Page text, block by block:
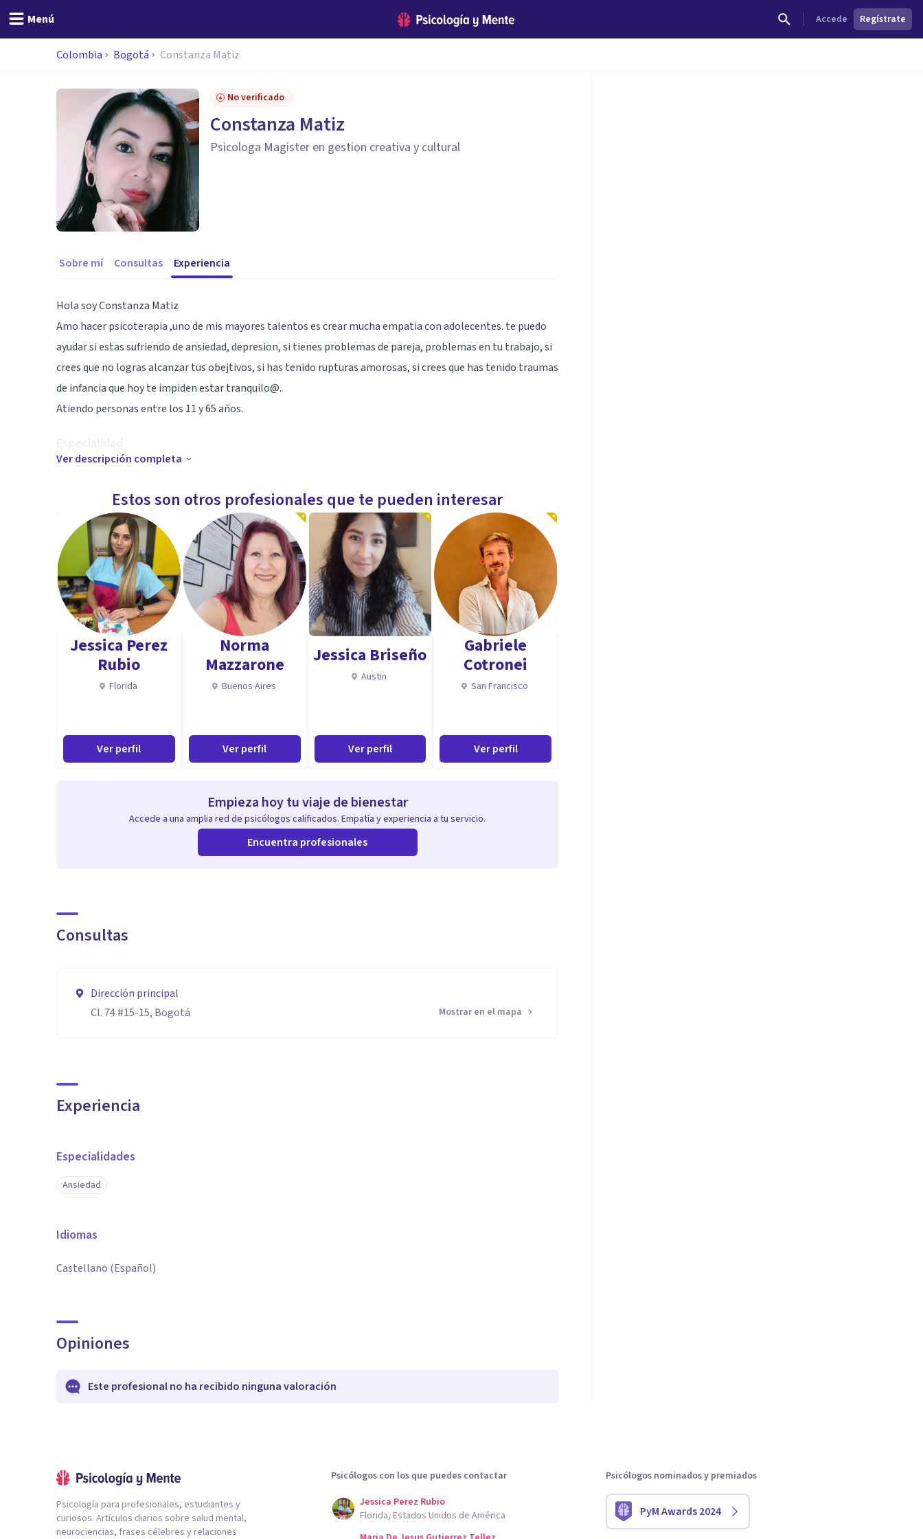
Menú Accede Regístrate
Colombia Bogotá Constanza Matiz
No verificado
Constanza Matiz
Psicologa Magister en gestion creativa y cultural
Sobre mí Consultas Experiencia
Hola soy Constanza Matiz
Amo hacer psicoterapia ,uno de mis mayores talentos es crear mucha empatia con adolecentes. te puedo
ayudar si estas sufriendo de ansiedad, depresion, si tienes problemas de pareja, problemas en tu trabajo, si
crees que no logras alcanzar tus obejtivos, si has tenido rupturas amorosas, si crees que has tenido traumas
de infancia que hoy te impiden estar tranquilo@.
Atiendo personas entre los 11 y 65 años.
Especialidad
Soy Psicologa social , Magister en gestion de proyectos culturales y creativos.
soy muy creativa en mis sesiones, trato de no solo ser un canal de alternativas sino tambien una guia
consiente de tus necesidades donde ocupes tu mente y explotes tus habilidades.
Ver descripción completa
Estos son otros profesionales que te pueden interesar
Jessica Perez
Rubio
Florida
Ver perfil
Norma
Mazzarone
Buenos Aires
Ver perfil
Jessica Briseño
Austin
Ver perfil
Gabriele
Cotronei
San Francisco
Ver perfil
Empieza hoy tu viaje de bienestar
Accede a una amplia red de psicólogos calificados. Empatía y experiencia a tu servicio.
Encuentra profesionales
Consultas
Dirección principal
Cl. 74 #15-15, Bogotá
Mostrar en el mapa
Experiencia
Especialidades
Ansiedad
Idiomas
Castellano (Español)
Opiniones
Este profesional no ha recibido ninguna valoración
Psicología para profesionales, estudiantes y
curiosos. Artículos diarios sobre salud mental,
neurociencias, frases célebres y relaciones
Psicólogos con los que puedes contactar
Jessica Perez Rubio
Florida, Estados Unidos de América
Psicólogos nominados y premiados
PyM Awards 2024